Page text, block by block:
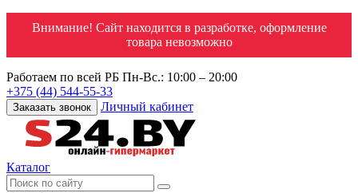
Внимание! Сайт находится в разработке, оформление
товара невозможно
Работаем по всей РБ Пн-Вс.: 10:00 – 20:00
+375 (44) 544-55-33
Заказать звонок Личный кабинет
Каталог